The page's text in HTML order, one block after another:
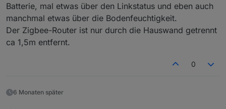
Batterie, mal etwas über den Linkstatus und eben auch
manchmal etwas über die Bodenfeuchtigkeit.
Der Zigbee-Router ist nur durch die Hauswand getrennt
ca 1,5m entfernt.
0
6 Monaten später